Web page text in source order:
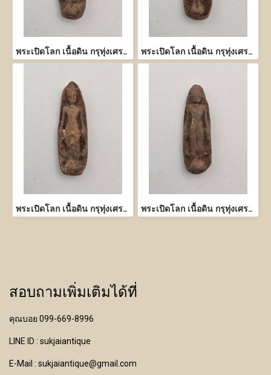
พระเปิดโลก เนื้อดิน กรุทุ่งเศรษฐี กำแพงเพชร พระเปิดโลก เนื้อดิน กรุทุ่งเศรษฐี กำแพงเพชร
พระเปิดโลก เนื้อดิน กรุทุ่งเศรษฐี กำแพงเพชร พระเปิดโลก เนื้อดิน กรุทุ่งเศรษฐี กำแพงเพชร
สอบถามเพิ่มเติมได้ที่
คุณบอย 099-669-8996
LINE ID : sukjaiantique
E-Mail : sukjaiantique@gmail.com